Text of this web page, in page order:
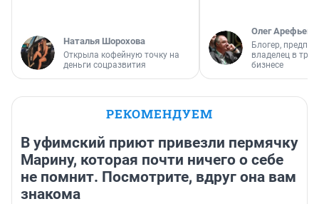
Наталья Шорохова
Открыла кофейную точку на
деньги соцразвития
Олег Арефьев
Блогер,
владелец в
бизнесе
РЕКОМЕНДУЕМ
В уфимский приют привезли пермячку
Марину, которая почти ничего о себе
не помнит. Посмотрите, вдруг она вам
знакома